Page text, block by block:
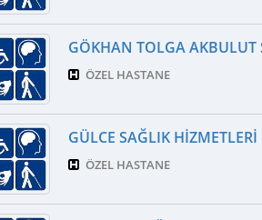
GÖKHAN TOLGA AKBULUT
ÖZEL HASTANE
GÜLCE SAĞLIK HIZMETLERI
ÖZEL HASTANE